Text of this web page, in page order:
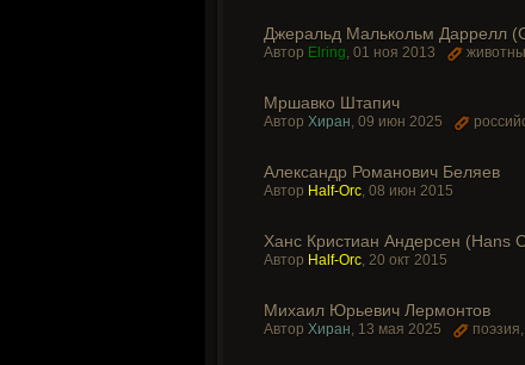
Джеральд Малькольм Даррелл
Автор Elring, 01 ноя 2013
Мршавко Штапич
Автор Хиран, 09 июн 2025
Александр Романович Беляев
Автор Half-Orc, 08 июн 2015
Ханс Кристиан Андерсен (Hans
Автор Half-Orc, 20 окт 2015
Михаил Юрьевич Лермонтов
Автор Хиран, 13 мая 2025 поэзия,